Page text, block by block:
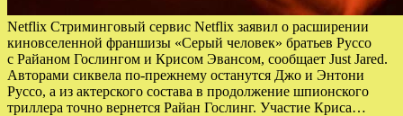
Netflix Стриминговый сервис Netflix заявил о расширении
киновселенной франшизы «Серый человек» братьев Руссо
с Райаном Гослингом и Крисом Эвансом, сообщает Just Jared.
Авторами сиквела по-прежнему останутся Джо и Энтони
Руссо, а из актерского состава в продолжение шпионского
триллера точно вернется Райан Гослинг. Участие Криса…